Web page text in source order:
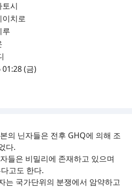
시
이치로
루
(금)
의 닌자들은 전후 GHQ에 의해 조
다.
들은 비밀리에 존재하고 있으며
고도 한다.
는 국가단위의 분쟁에서 암약하고